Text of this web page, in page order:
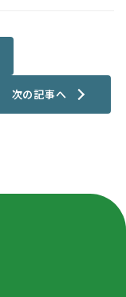
次の記事へ